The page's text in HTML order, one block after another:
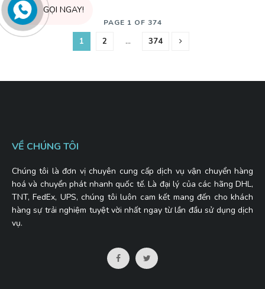
PAGE 1 OF 374
1 2 … 374
VỀ CHÚNG TÔI
Chúng tôi là đơn vị chuyên cung cấp dịch vụ vận chuyển hàng
hoá và chuyển phát nhanh quốc tế. Là đại lý của các hãng DHL,
TNT, FedEx, UPS, chúng tôi luôn cam kết mang đến cho khách
hàng sự trải nghiệm tuyệt vời nhất ngay từ lần đầu sử dụng dịch
vụ.
GỌI NGAY!